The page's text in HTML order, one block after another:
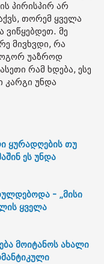
პირისპირ არ
თორემ ყველა
მე
მივხვდი, რა
უაზროდ
რამ ხდება, ესე
კარგი უნდა
ყურადღების თუ
ეს უნდა
- „მისი
ყველა
მოიტანოს ახალი